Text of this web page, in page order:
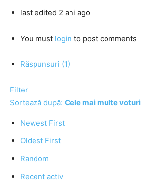
last edited 2 ani ago
You must login to post comments
Răspunsuri (1)
Filter
Sortează după: Cele mai multe voturi
Newest First
Oldest First
Random
Recent activ